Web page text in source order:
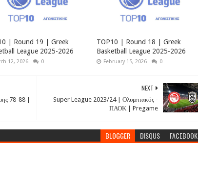
| Round 19 | Greek
League 2025-2026
12, 2026 0
TOP10 | Round 18 | Greek
Basketball League 2025-2026
February 15, 2026 0
NEXT
Super League 2023/24 | Ολυμπιακός -
ΠΑΟΚ | Pregame
78-88 |
BLOGGER DISQUS FACEBOOK